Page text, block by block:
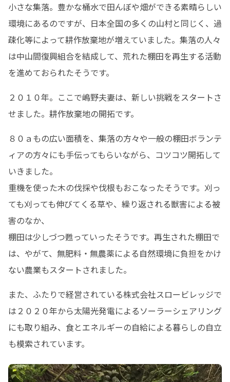
小さな集落。豊かな桶水で田んぼや畑ができる素晴らしい
環境にあるのですが、日本全国の多くの山村と同じく、過
疎化等によって耕作放棄地が増えていました。集落の人々
は中山間復興組合を結成して、荒れた棚田を再生する活動
を進めておられたそうです。
２０１０年。ここで嶋野夫妻は、新しい挑戦をスタートさ
せました。耕作放棄地の開拓です。
８０ａもの広い面積を、集落の方々や一般の棚田ボランテ
ィアの方々にも手伝ってもらいながら、コツコツ開拓して
いきました。
重機を使った木の伐採や伐根もおこなったそうです。刈っ
ても刈っても伸びてくる草や、繰り返される獣害による被
害のなか、
棚田は少しづつ甦っていったそうです。再生された棚田で
は、やがて、無肥料・無農薬による自然環境に負担をかけ
ない農業もスタートされました。
また、ふたりで経営されている株式会社スロービレッジで
は２０２０年から太陽光発電によるソーラーシェアリング
にも取り組み、食とエネルギーの自給による暮らしの自立
も模索されています。